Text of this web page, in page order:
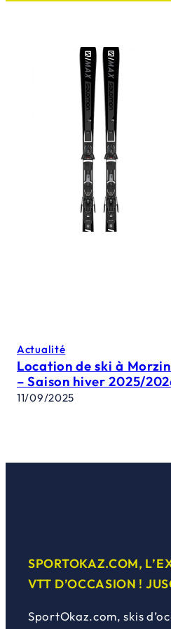
Actualité
Location de ski à
– Saison hiver 2025/
11/09/2025
SPORTOKAZ.COM,
VTT D’OCCASION !
SportOkaz.com, skis